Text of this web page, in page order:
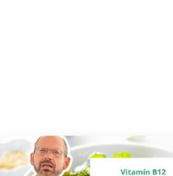
experience? Arch
B. Prenatal
outcomes and